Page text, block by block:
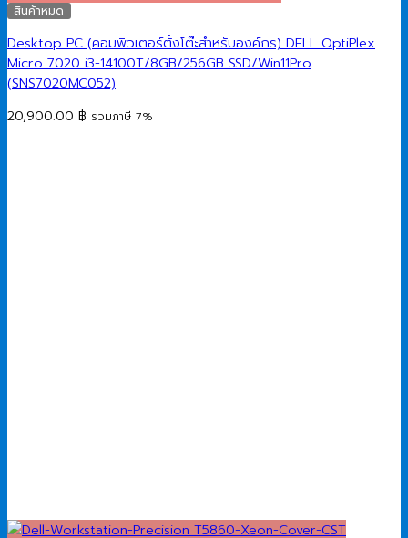
สินค้าหมด
Desktop PC (คอมพิวเตอร์ตั้งโต๊ะสำหรับองค์กร) DELL OptiPlex
Micro 7020 i3-14100T/8GB/256GB SSD/Win11Pro
(SNS7020MC052)
20,900.00 ฿ รวมภาษี 7%